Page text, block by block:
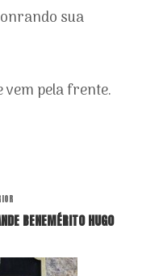
sua
vem pela frente.
BENEMÉRITO HUGO